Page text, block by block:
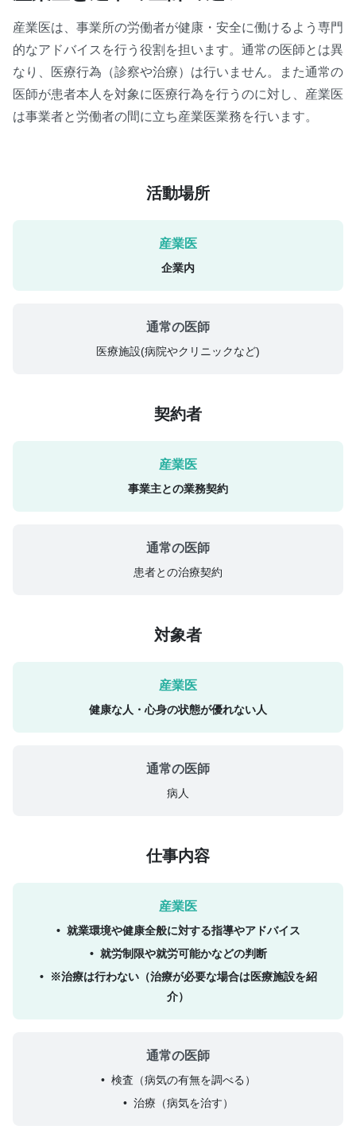
産業医は、事業所の労働者が健康・安全に働けるよう専門
的なアドバイスを行う役割を担います。通常の医師とは異
なり、医療行為（診察や治療）は行いません。また通常の
医師が患者本人を対象に医療行為を行うのに対し、産業医
は事業者と労働者の間に立ち産業医業務を行います。
活動場所
企業内
医療施設(病院やクリニックなど)
契約者
事業主との業務契約
患者との治療契約
対象者
健康な人・心身の状態が優れない人
病人
仕事内容
就業環境や健康全般に対する指導やアドバイス
就労制限や就労可能かなどの判断
※治療は行わない（治療が必要な場合は医療施設を紹
介）
検査（病気の有無を調べる）
治療（病気を治す）